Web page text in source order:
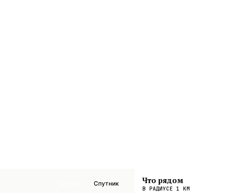
Спутник Что рядом
В РАДИУСЕ 1 КМ